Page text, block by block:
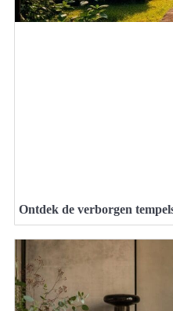
Ontdek de verborgen